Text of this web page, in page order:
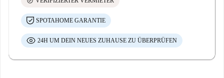
SPOTAHOME GARANTIE
24H UM DEIN NEUES ZUHAUSE ZU ÜBERPRÜFEN